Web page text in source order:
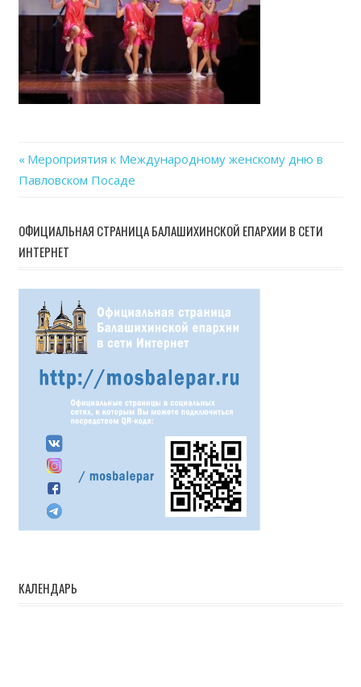
Навигация
записям
Previous
Post:
Мероприятия к Международному женскому дню в
Павловском Посаде
ОФИЦИАЛЬНАЯ СТРАНИЦА БАЛАШИХИНСКОЙ ЕПАРХИИ В СЕТИ
ИНТЕРНЕТ
КАЛЕНДАРЬ